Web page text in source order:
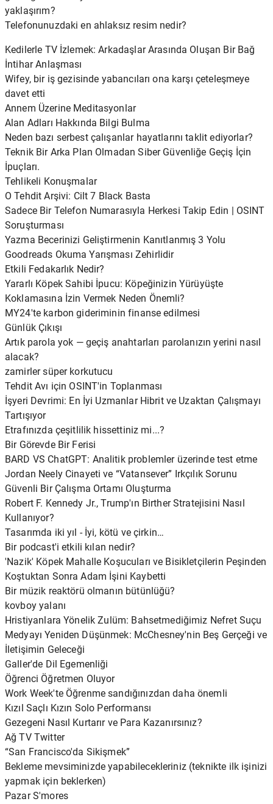
yaklaşırım?
Telefonunuzdaki en ahlaksız resim nedir?
Kedilerle TV İzlemek: Arkadaşlar Arasında Oluşan Bir Bağ
İntihar Anlaşması
Wifey, bir iş gezisinde yabancıları ona karşı çeteleşmeye
davet etti
Annem Üzerine Meditasyonlar
Alan Adları Hakkında Bilgi Bulma
Neden bazı serbest çalışanlar hayatlarını taklit ediyorlar?
Teknik Bir Arka Plan Olmadan Siber Güvenliğe Geçiş İçin
İpuçları.
Tehlikeli Konuşmalar
O Tehdit Arşivi: Cilt 7 Black Basta
Sadece Bir Telefon Numarasıyla Herkesi Takip Edin | OSINT
Soruşturması
Yazma Becerinizi Geliştirmenin Kanıtlanmış 3 Yolu
Goodreads Okuma Yarışması Zehirlidir
Etkili Fedakarlık Nedir?
Yararlı Köpek Sahibi İpucu: Köpeğinizin Yürüyüşte
Koklamasına İzin Vermek Neden Önemli?
MY24'te karbon gideriminin finanse edilmesi
Günlük Çıkışı
Artık parola yok — geçiş anahtarları parolanızın yerini nasıl
alacak?
zamirler süper korkutucu
Tehdit Avı için OSINT'in Toplanması
İşyeri Devrimi: En İyi Uzmanlar Hibrit ve Uzaktan Çalışmayı
Tartışıyor
Etrafınızda çeşitlilik hissettiniz mi...?
Bir Görevde Bir Ferisi
BARD VS ChatGPT: Analitik problemler üzerinde test etme
Jordan Neely Cinayeti ve “Vatansever” Irkçılık Sorunu
Güvenli Bir Çalışma Ortamı Oluşturma
Robert F. Kennedy Jr., Trump'ın Birther Stratejisini Nasıl
Kullanıyor?
Tasarımda iki yıl - İyi, kötü ve çirkin…
Bir podcast'i etkili kılan nedir?
'Nazik' Köpek Mahalle Koşucuları ve Bisikletçilerin Peşinden
Koştuktan Sonra Adam İşini Kaybetti
Bir müzik reaktörü olmanın bütünlüğü?
kovboy yalanı
Hristiyanlara Yönelik Zulüm: Bahsetmediğimiz Nefret Suçu
Medyayı Yeniden Düşünmek: McChesney'nin Beş Gerçeği ve
İletişimin Geleceği
Galler'de Dil Egemenliği
Öğrenci Öğretmen Oluyor
Work Week'te Öğrenme sandığınızdan daha önemli
Kızıl Saçlı Kızın Solo Performansı
Gezegeni Nasıl Kurtarır ve Para Kazanırsınız?
Ağ TV Twitter
“San Francisco'da Sikişmek”
Bekleme mevsiminizde yapabilecekleriniz (teknikte ilk işinizi
yapmak için beklerken)
Pazar S'mores